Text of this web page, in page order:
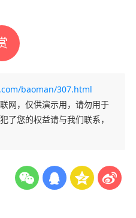
baoman/307.html
网，仅供演示用，请勿用于
了您的权益请与我们联系，